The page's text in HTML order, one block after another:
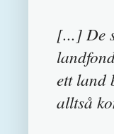
[...] De
ett land
alltså